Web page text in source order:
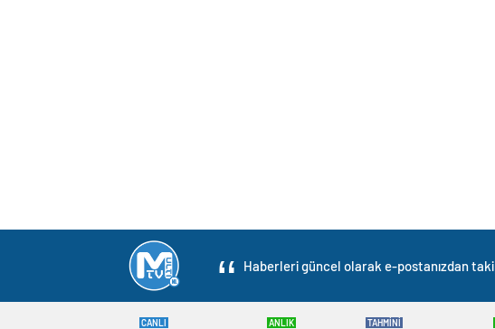
Haberleri güncel olarak e-postanızdan
CANLI ANLIK TAHMİNİ